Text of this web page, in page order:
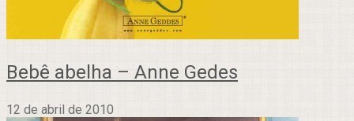
Bebê abelha – Anne Gedes
12 de abril de 2010